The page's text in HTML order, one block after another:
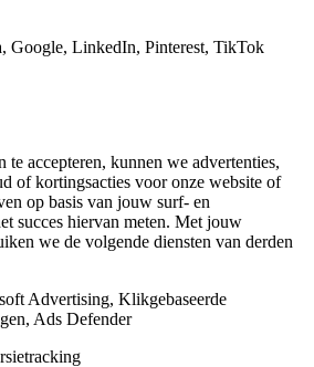
Google, LinkedIn, Pinterest, TikTok
te accepteren, kunnen we advertenties,
of kortingsacties voor onze website of
op basis van jouw surf- en
succes hiervan meten. Met jouw
we de volgende diensten van derden
Advertising, Klikgebaseerde
Ads Defender